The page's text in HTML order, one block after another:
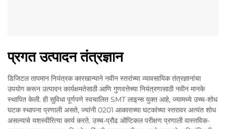
प्रगत उत्पादन तंत्रज्ञान
डिजिटल तापमान नियंत्रक कारखान्याने नवीन स्तरांच्या व्यावसायिक तंत्रज्ञानांचा
उपयोग करून उत्पादन कार्यक्षमतेसाठी आणि गुणवत्तेच्या नियंत्रणासाठी नवीन मानके
स्थापित केली. ही सुविधा पूर्णपणे स्वचालित SMT लाइन्स युक्त आहे, ज्यामध्ये उच्च-शोध
घटक स्थापना प्रणाली असते, ज्यांनी 0201 आकाराच्या घटकांच्या स्तरावर अत्यंत शोध
असल्याचे यशस्वीरित्या कार्य करते. उच्च-प्रौढ ऑप्टिकल परीक्षण प्रणाली वास्तविक-